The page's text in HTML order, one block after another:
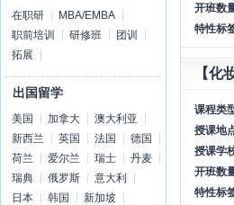
在职研
MBA/EMBA
职前培训
研修班
团训
拓展
出国留学
美国 加拿大
澳大利亚
新西兰
英国 法国
德国
荷兰
爱尔兰 瑞士
丹麦
瑞典
俄罗斯
意大利
日本
韩国
新加坡
开班数
特性标
【化
课程类
授课地
授课学
开班数
特性标